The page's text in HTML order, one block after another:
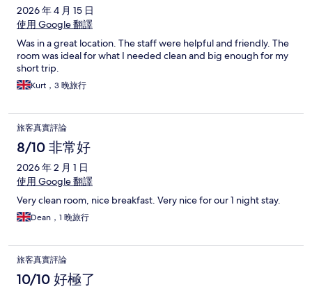
2026 年 4 月 15 日
使用 Google 翻譯
Was in a great location. The staff were helpful and friendly. The
room was ideal for what I needed clean and big enough for my
short trip.
Kurt，3 晚旅行
旅客真實評論
8/10 非常好
2026 年 2 月 1 日
使用 Google 翻譯
Very clean room, nice breakfast. Very nice for our 1 night stay.
Dean，1 晚旅行
旅客真實評論
10/10 好極了